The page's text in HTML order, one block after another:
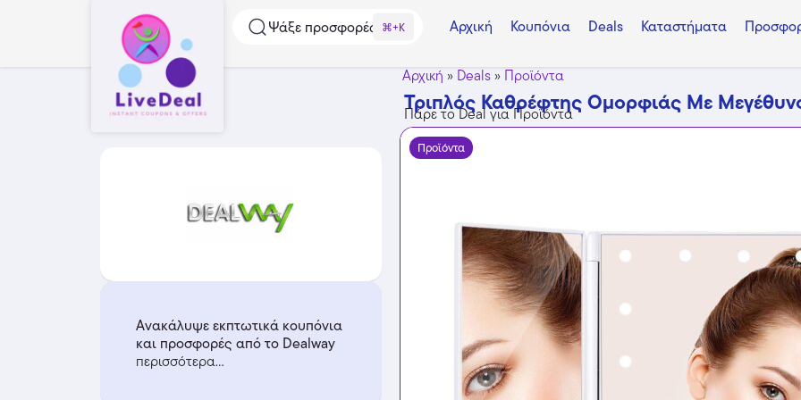
Ψάξε προσφορές...⌘+K Αρχική Κουπόνια Deals Καταστήματα
Ανακάλυψε εκπτωτικά κουπόνια
και προσφορές από το Dealway
περισσότερα...
Αρχική » Deals» Προϊόντα
Τριπλός Καθρέφτης Ομορφιάς Με
Πάρε το Deal για Προϊόντα
Προϊόντα